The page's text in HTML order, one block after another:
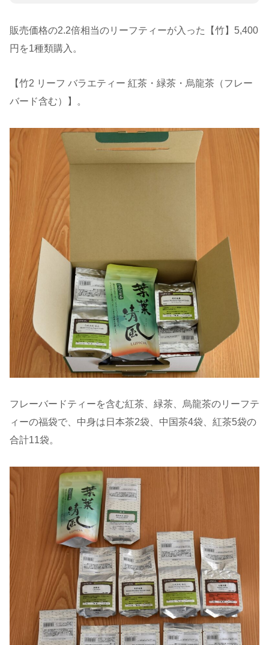
販売価格の2.2倍相当のリーフティーが入った【竹】5,400
円を1種類購入。
【竹2 リーフ バラエティー 紅茶・緑茶・烏龍茶（フレー
バード含む）】。
フレーバードティーを含む紅茶、緑茶、烏龍茶のリーフテ
ィーの福袋で、中身は日本茶2袋、中国茶4袋、紅茶5袋の
合計11袋。